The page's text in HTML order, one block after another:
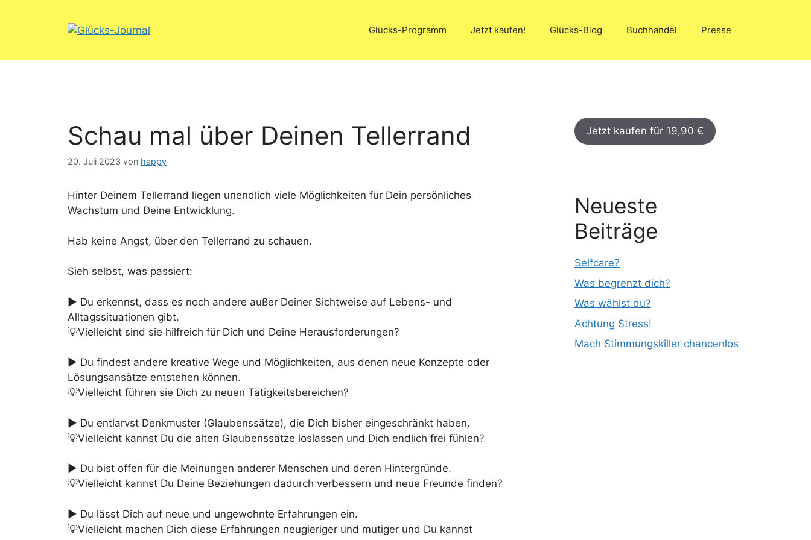
Glücks-Programm Jetzt kaufen! Glücks-Blog Buchhandel Presse
Schau mal über Deinen Tellerrand
20. Juli 2023 von happy
Hinter Deinem Tellerrand liegen unendlich viele Möglichkeiten für Dein persönliches
Wachstum und Deine Entwicklung.
Hab keine Angst, über den Tellerrand zu schauen.
Sieh selbst, was passiert:
► Du erkennst, dass es noch andere außer Deiner Sichtweise auf Lebens- und
Alltagssituationen gibt.
💡Vielleicht sind sie hilfreich für Dich und Deine Herausforderungen?
► Du findest andere kreative Wege und Möglichkeiten, aus denen neue Konzepte oder
Lösungsansätze entstehen können.
💡Vielleicht führen sie Dich zu neuen Tätigkeitsbereichen?
► Du entlarvst Denkmuster (Glaubenssätze), die Dich bisher eingeschränkt haben.
💡Vielleicht kannst Du die alten Glaubenssätze loslassen und Dich endlich frei fühlen?
► Du bist offen für die Meinungen anderer Menschen und deren Hintergründe.
💡Vielleicht kannst Du Deine Beziehungen dadurch verbessern und neue Freunde finden?
► Du lässt Dich auf neue und ungewohnte Erfahrungen ein.
💡Vielleicht machen Dich diese Erfahrungen neugieriger und mutiger und Du kannst
Jetzt kaufen für 19,90 €
Neueste
Beiträge
Selfcare?
Was begrenzt dich?
Was wählst du?
Achtung Stress!
Mach Stimmungskiller chancenlos